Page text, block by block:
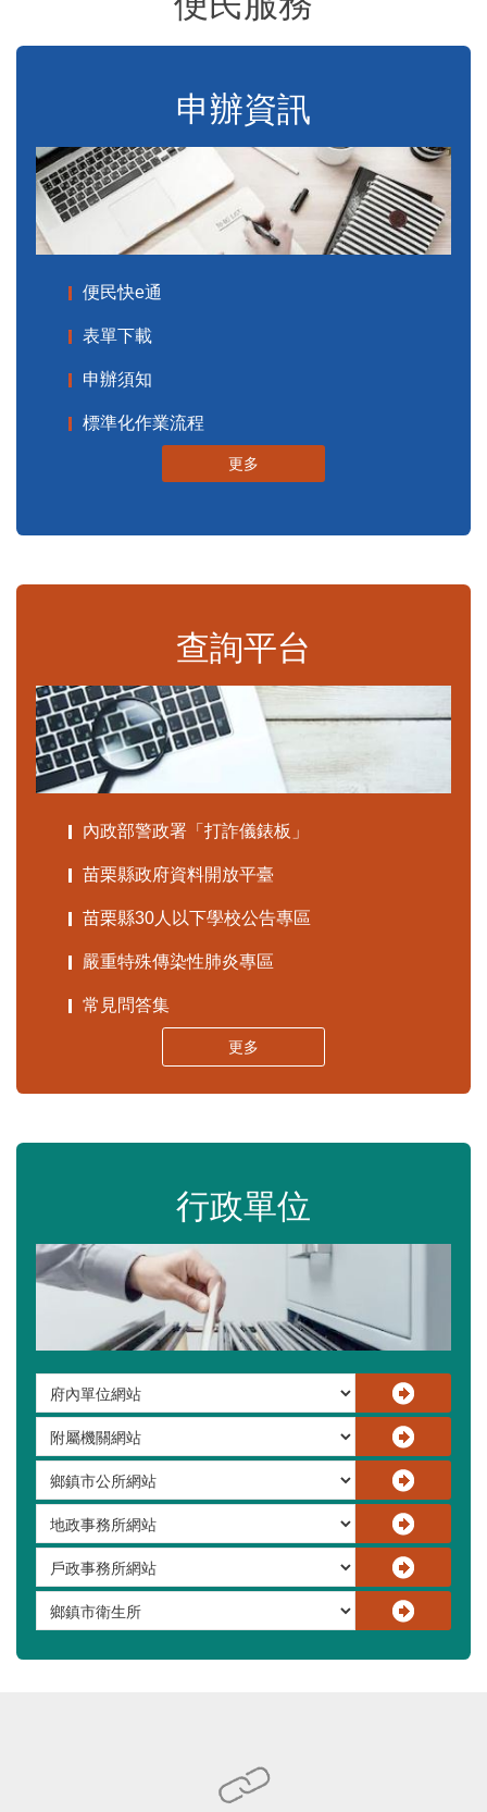
申辦資訊
便民快e通
表單下載
申辦須知
標準化作業流程
更多
查詢平台
內政部警政署「打詐儀錶板」
苗栗縣政府資料開放平臺
苗栗縣30人以下學校公告專區
嚴重特殊傳染性肺炎專區
常見問答集
更多
行政單位